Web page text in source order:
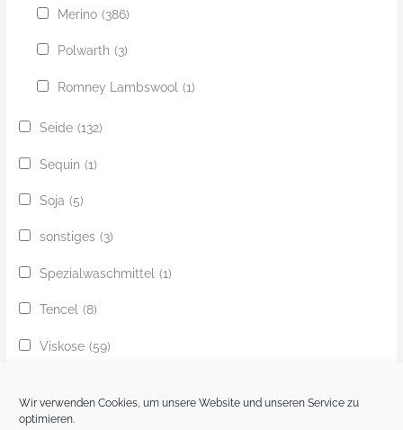
Wir verwenden Cookies, um unsere Website und unseren Service zu
optimieren.
Merino (386)
Polwarth (3)
Romney Lambswool (1)
Seide (132)
Sequin (1)
Soja (5)
sonstiges (3)
Spezialwaschmittel (1)
Tencel (8)
Viskose (59)
Ziege